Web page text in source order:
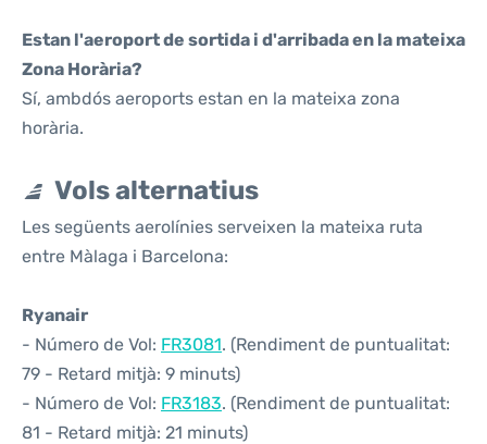
Estan l'aeroport de sortida i d'arribada en la mateixa
Zona Horària?
Sí, ambdós aeroports estan en la mateixa zona
horària.
Vols alternatius
Les següents aerolínies serveixen la mateixa ruta
entre Màlaga i Barcelona:
Ryanair
- Número de Vol: FR3081. (Rendiment de puntualitat:
79 - Retard mitjà: 9 minuts)
- Número de Vol: FR3183. (Rendiment de puntualitat:
81 - Retard mitjà: 21 minuts)